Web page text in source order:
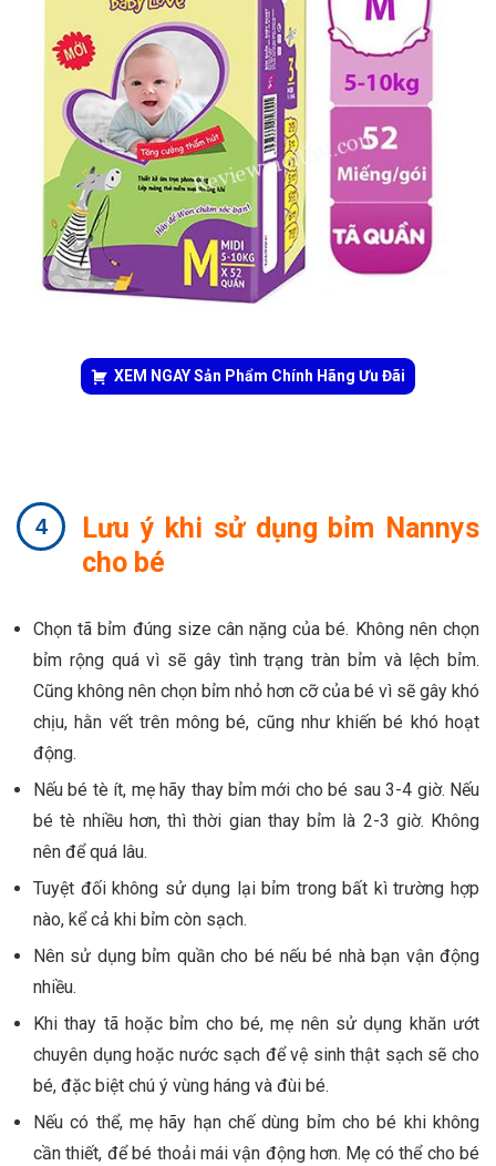
XEM NGAY Sản Phẩm Chính Hãng Ưu Đãi
Lưu ý khi sử dụng bỉm Nannys
cho bé
Chọn tã bỉm đúng size cân nặng của bé. Không nên chọn
bỉm rộng quá vì sẽ gây tình trạng tràn bỉm và lệch bỉm.
Cũng không nên chọn bỉm nhỏ hơn cỡ của bé vì sẽ gây khó
chịu, hằn vết trên mông bé, cũng như khiến bé khó hoạt
động.
Nếu bé tè ít, mẹ hãy thay bỉm mới cho bé sau 3-4 giờ. Nếu
bé tè nhiều hơn, thì thời gian thay bỉm là 2-3 giờ. Không
nên để quá lâu.
Tuyệt đối không sử dụng lại bỉm trong bất kì trường hợp
nào, kể cả khi bỉm còn sạch.
Nên sử dụng bỉm quần cho bé nếu bé nhà bạn vận động
nhiều.
Khi thay tã hoặc bỉm cho bé, mẹ nên sử dụng khăn ướt
chuyên dụng hoặc nước sạch để vệ sinh thật sạch sẽ cho
bé, đặc biệt chú ý vùng háng và đùi bé.
Nếu có thể, mẹ hãy hạn chế dùng bỉm cho bé khi không
cần thiết, để bé thoải mái vận động hơn. Mẹ có thể cho bé